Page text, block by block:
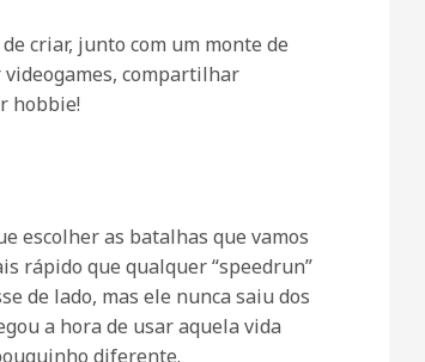
criar, junto com um monte de
compartilhar
hobbie!
escolher as batalhas que vamos
rápido que qualquer “speedrun”
de lado, mas ele nunca saiu dos
a hora de usar aquela vida
diferente.